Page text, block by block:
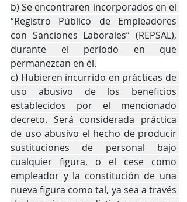
b) Se encontraren incorporados en el
“Registro Público de Empleadores
con Sanciones Laborales” (REPSAL),
durante el período en que
permanezcan en él.
c) Hubieren incurrido en prácticas de
uso abusivo de los beneficios
establecidos por el mencionado
decreto. Será considerada práctica
de uso abusivo el hecho de producir
sustituciones de personal bajo
cualquier figura, o el cese como
empleador y la constitución de una
nueva figura como tal, ya sea a través